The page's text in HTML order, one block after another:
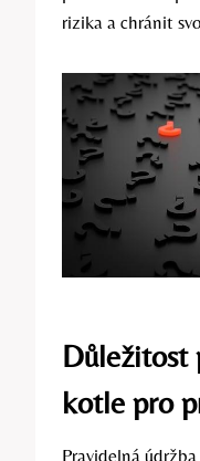
rizika a chránit
Důležitost
kotle pro
Pravidelná